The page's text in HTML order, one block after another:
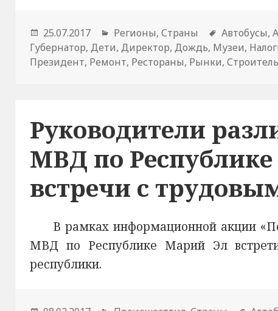
Опубликовано
25.07.2017 Рубрики
Регионы,Страны Метки
Автобусы,
Губернатор,Дети,Директор,Дождь, Музеи,
Президент, Ремонт, Рестораны, Рынки,
Руководители
МВД по
встречи с
В рамках информационной акции
МВД по Республике Марий Эл
республики.